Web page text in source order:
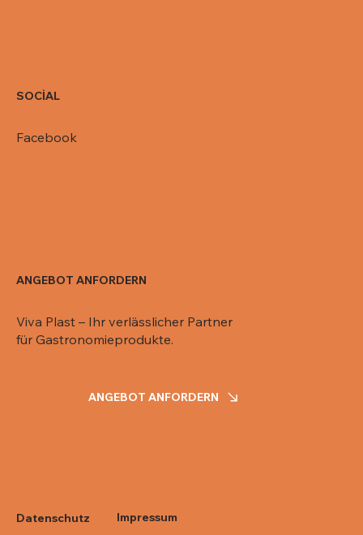
SOCİAL
Facebook
ANGEBOT ANFORDERN
Viva Plast – Ihr verlässlicher Partner
für Gastronomieprodukte.
ANGEBOT ANFORDERN
Datenschutz Impressum